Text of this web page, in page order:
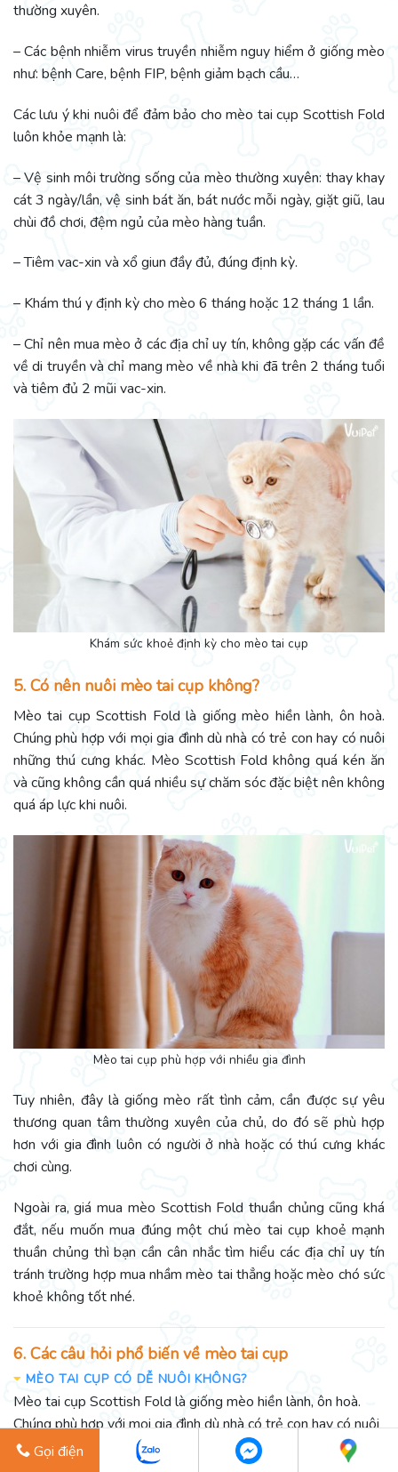
thường xuyên.
– Các bệnh nhiễm virus truyền nhiễm nguy hiểm ở giống mèo
như: bệnh Care, bệnh FIP, bệnh giảm bạch cầu…
Các lưu ý khi nuôi để đảm bảo cho mèo tai cụp Scottish Fold
luôn khỏe mạnh là:
– Vệ sinh môi trường sống của mèo thường xuyên: thay khay
cát 3 ngày/lần, vệ sinh bát ăn, bát nước mỗi ngày, giặt giũ, lau
chùi đồ chơi, đệm ngủ của mèo hàng tuần.
– Tiêm vac-xin và xổ giun đầy đủ, đúng định kỳ.
– Khám thú y định kỳ cho mèo 6 tháng hoặc 12 tháng 1 lần.
– Chỉ nên mua mèo ở các địa chỉ uy tín, không gặp các vấn đề
về di truyền và chỉ mang mèo về nhà khi đã trên 2 tháng tuổi
và tiêm đủ 2 mũi vac-xin.
Khám sức khoẻ định kỳ cho mèo tai cụp
5. Có nên nuôi mèo tai cụp không?
Mèo tai cụp Scottish Fold là giống mèo hiền lành, ôn hoà.
Chúng phù hợp với mọi gia đình dù nhà có trẻ con hay có nuôi
những thú cưng khác. Mèo Scottish Fold không quá kén ăn
và cũng không cần quá nhiều sự chăm sóc đặc biệt nên không
quá áp lực khi nuôi.
Mèo tai cụp phù hợp với nhiều gia đình
Tuy nhiên, đây là giống mèo rất tình cảm, cần được sự yêu
thương quan tâm thường xuyên của chủ, do đó sẽ phù hợp
hơn với gia đình luôn có người ở nhà hoặc có thú cưng khác
chơi cùng.
Ngoài ra, giá mua mèo Scottish Fold thuần chủng cũng khá
đắt, nếu muốn mua đúng một chú mèo tai cụp khoẻ mạnh
thuần chủng thì bạn cần cân nhắc tìm hiểu các địa chỉ uy tín
tránh trường hợp mua nhầm mèo tai thẳng hoặc mèo chó sức
khoẻ không tốt nhé.
6. Các câu hỏi phổ biến về mèo tai cụp
MÈO TAI CỤP CÓ DỄ NUÔI KHÔNG?
Mèo tai cụp Scottish Fold là giống mèo hiền lành, ôn hoà.
Chúng phù hợp với mọi gia đình dù nhà có trẻ con hay có nuôi
những thú cưng khác. Mèo Scottish Fold không quá kén ăn
Gọi điện